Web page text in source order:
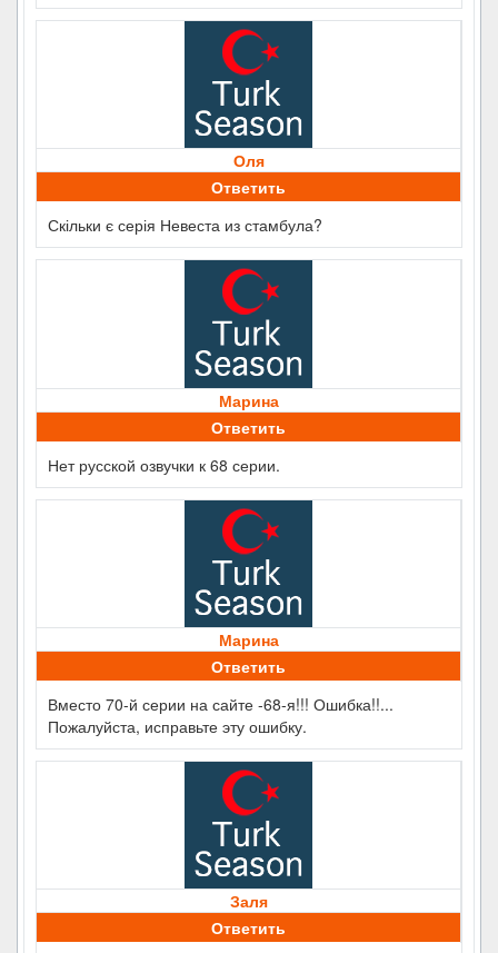
Оля
Ответить
Скільки є серія Невеста из стамбула?
Марина
Ответить
Нет русской озвучки к 68 серии.
Марина
Ответить
Вместо 70-й серии на сайте -68-я!!! Ошибка!!...
Пожалуйста, исправьте эту ошибку.
Заля
Ответить